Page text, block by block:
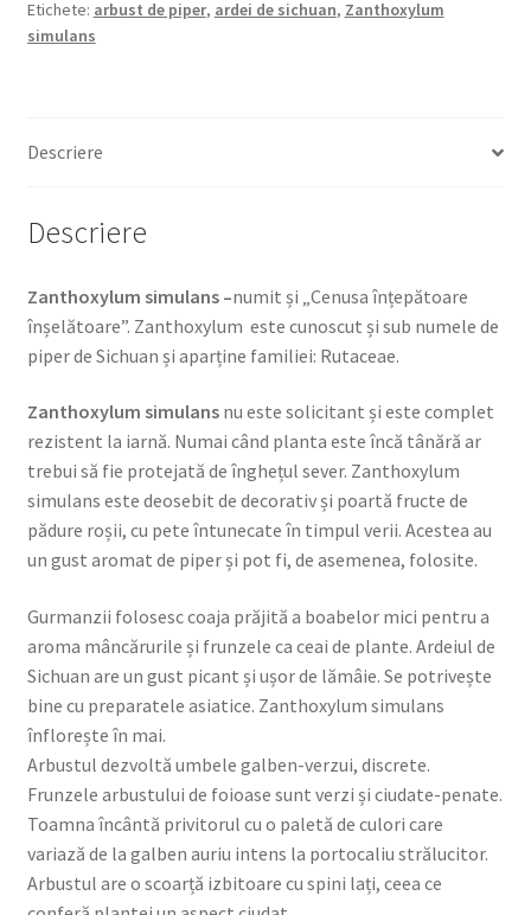
Etichete: arbust de piper, ardei de sichuan, Zanthoxylum
simulans
Descriere
Descriere
Zanthoxylum simulans –numit și „Cenusa înțepătoare
înșelătoare”. Zanthoxylum este cunoscut și sub numele de
piper de Sichuan și aparține familiei: Rutaceae.
Zanthoxylum simulans nu este solicitant și este complet
rezistent la iarnă. Numai când planta este încă tânără ar
trebui să fie protejată de înghețul sever. Zanthoxylum
simulans este deosebit de decorativ și poartă fructe de
pădure roșii, cu pete întunecate în timpul verii. Acestea au
un gust aromat de piper și pot fi, de asemenea, folosite.
Gurmanzii folosesc coaja prăjită a boabelor mici pentru a
aroma mâncărurile și frunzele ca ceai de plante. Ardeiul de
Sichuan are un gust picant și ușor de lămâie. Se potrivește
bine cu preparatele asiatice. Zanthoxylum simulans
înflorește în mai.
Arbustul dezvoltă umbele galben-verzui, discrete.
Frunzele arbustului de foioase sunt verzi și ciudate-penate.
Toamna încântă privitorul cu o paletă de culori care
variază de la galben auriu intens la portocaliu strălucitor.
Arbustul are o scoarță izbitoare cu spini lați, ceea ce